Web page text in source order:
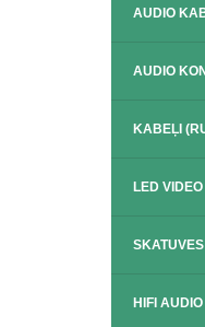
AUDIO
AUDIO
KABEĻI
LED
SKATUVES
HIFI